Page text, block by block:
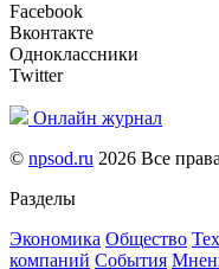
Facebook
Вконтакте
Одноклассники
Twitter
Онлайн журнал
© npsod.ru 2026 Все
Разделы
Экономика Общество
компаний События